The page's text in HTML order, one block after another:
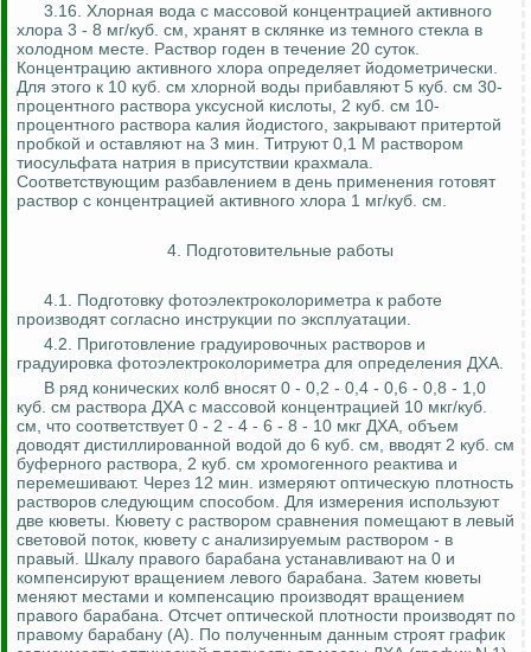
3.16. Хлорная вода с массовой концентрацией активного
хлора 3 - 8 мг/куб. см, хранят в склянке из темного стекла в
холодном месте. Раствор годен в течение 20 суток.
Концентрацию активного хлора определяет йодометрически.
Для этого к 10 куб. см хлорной воды прибавляют 5 куб. см 30-
процентного раствора уксусной кислоты, 2 куб. см 10-
процентного раствора калия йодистого, закрывают притертой
пробкой и оставляют на 3 мин. Титруют 0,1 М раствором
тиосульфата натрия в присутствии крахмала.
Соответствующим разбавлением в день применения готовят
раствор с концентрацией активного хлора 1 мг/куб. см.
4. Подготовительные работы
4.1. Подготовку фотоэлектроколориметра к работе
производят согласно инструкции по эксплуатации.
4.2. Приготовление градуировочных растворов и
градуировка фотоэлектроколориметра для определения ДХА.
В ряд конических колб вносят 0 - 0,2 - 0,4 - 0,6 - 0,8 - 1,0
куб. см раствора ДХА с массовой концентрацией 10 мкг/куб.
см, что соответствует 0 - 2 - 4 - 6 - 8 - 10 мкг ДХА, объем
доводят дистиллированной водой до 6 куб. см, вводят 2 куб. см
буферного раствора, 2 куб. см хромогенного реактива и
перемешивают. Через 12 мин. измеряют оптическую плотность
растворов следующим способом. Для измерения используют
две кюветы. Кювету с раствором сравнения помещают в левый
световой поток, кювету с анализируемым раствором - в
правый. Шкалу правого барабана устанавливают на 0 и
компенсируют вращением левого барабана. Затем кюветы
меняют местами и компенсацию производят вращением
правого барабана. Отсчет оптической плотности производят по
правому барабану (A). По полученным данным строят график